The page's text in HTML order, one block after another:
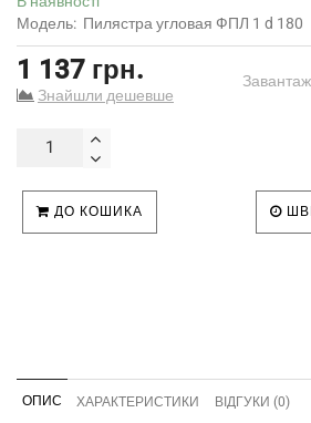
Модель: Пилястра угловая ФПЛ 1 d 180
1 137 грн.
Знайшли дешевше
ДО КОШИКА
ОПИС ХАРАКТЕРИСТИКИ ВІДГУКИ (0)